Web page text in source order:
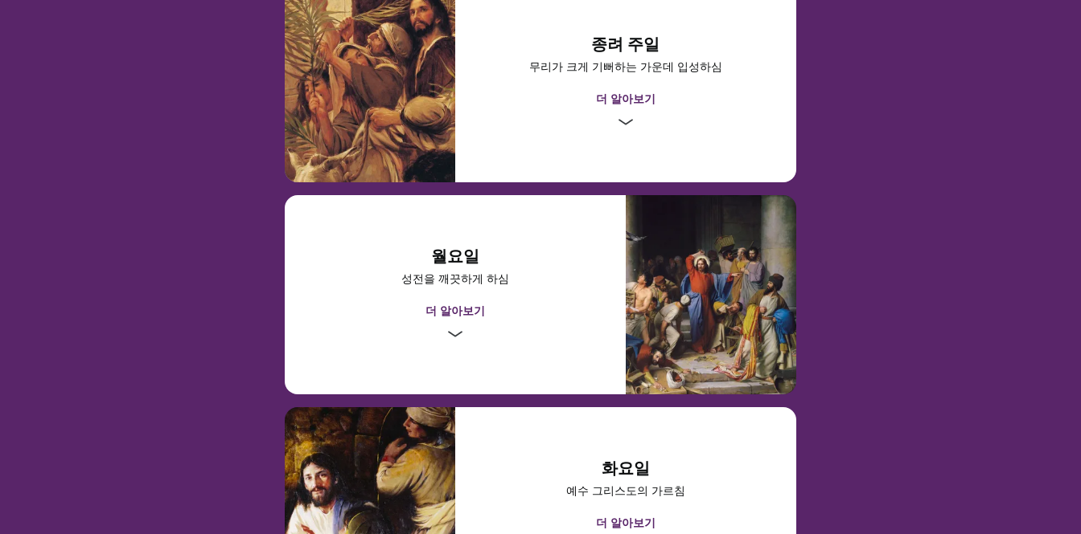
종려 주일
무리가 크게 기뻐하는 가운데 입성하심
더 알아보기
종려 주일에 예수 그리스도께서는 그분을 따르는 무리가 종려나무 잎사귀를 흔들며 그분이 오시는 길에
겉옷을 깔아주는 가운데 예루살렘으로 승리의 입성을 하셨습니다. 그들은 사랑과 찬양으로 예수님을 둘
러싸며 “저희를 구원하소서”라는 뜻의 “호산나”를 외쳤습니다. 예수님을 따르는 사람 중에는 그분이 그
들을 로마의 지배에서 구원해 주시기를 기대한 사람이 많았지만, 그분의 목표는 더 영원한 데 있었습니
다. 예수님은 정치적인 구원이 아니라 모든 인류를 죄와 죽음에서 구원하기 위해 지상에 오셨습니다.
예수 그리스도를 따르기 위해 매일 어떻게 노력할 수 있을까요?
마태복음 21:1~11
누가복음 19:29~44
월요일
성전을 깨끗하게 하심
더 알아보기
개요
예수님은 예루살렘에 계시는 동안 성전을 방문하셨습니다. 그곳에서 예수님은 아버지의 집 안에서 여러
상인이 장사하는 모습을 보셨습니다. 예수님은 예배드리는 장소가 더럽혀져 “강도의 소굴”(누가복음
19:46)로 변한 것을 보시고 경악을 금치 못하셨습니다. 그분은 성전 관계자들이 하나님께 제사를 드리
려고 온 가난한 사람들의 약점을 이용하고 있다고 비난하셨습니다. 그분은 누구도 오해할 여지가 없는
권세를 지니고 말씀하시며 상인들과 환전상들에게 성전에서 나가라고 명하셨습니다.
화요일
예수 그리스도의 가르침
더 알아보기